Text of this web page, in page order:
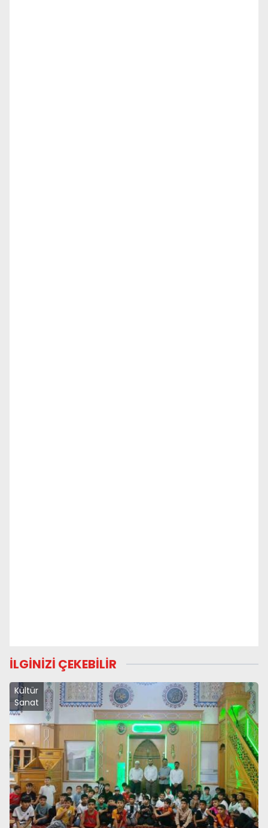
İLGİNİZİ ÇEKEBİLİR
Kültür
Sanat